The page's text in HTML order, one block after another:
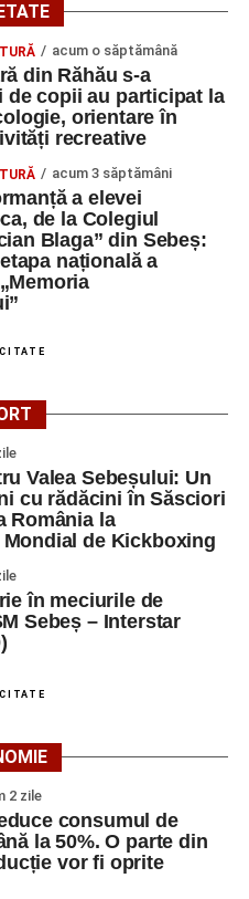
acum o săptămână
din Răhău s-a
de copii au participat la
orientare în
recreative
acum 3 săptămâni
a elevei
de la Colegiul
Blaga” din Sebeș:
națională a
Valea Sebeșului: Un
cu rădăcini în Săsciori
România la
de Kickboxing
în meciurile de
Sebeș – Interstar
2 zile
consumul de
la 50%. O parte din
vor fi oprite